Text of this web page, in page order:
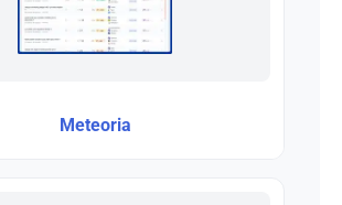
Meteoria